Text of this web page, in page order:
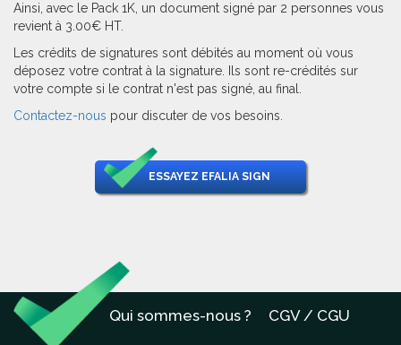
Ainsi, avec le Pack 1K, un document signé par 2 personnes vous
revient à 3.00€ HT.
Les crédits de signatures sont débités au moment où vous
déposez votre contrat à la signature. Ils sont re-crédités sur
votre compte si le contrat n'est pas signé, au final.
Contactez-nous pour discuter de vos besoins.
ESSAYEZ EFALIA SIGN
Qui sommes-nous ? CGV / CGU